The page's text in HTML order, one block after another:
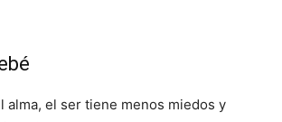
alma, el ser tiene menos miedos y